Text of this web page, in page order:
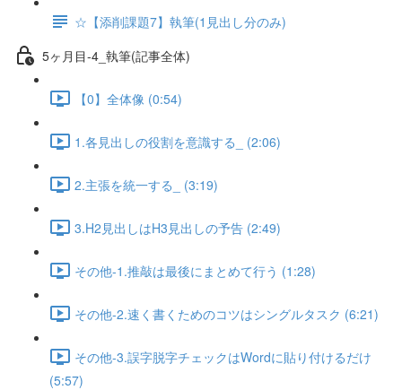
☆【添削課題7】執筆(1見出し分のみ)
5ヶ月目-4_執筆(記事全体)
【0】全体像 (0:54)
1.各見出しの役割を意識する_ (2:06)
2.主張を統一する_ (3:19)
3.H2見出しはH3見出しの予告 (2:49)
その他-1.推敲は最後にまとめて行う (1:28)
その他-2.速く書くためのコツはシングルタスク (6:21)
その他-3.誤字脱字チェックはWordに貼り付けるだけ
(5:57)